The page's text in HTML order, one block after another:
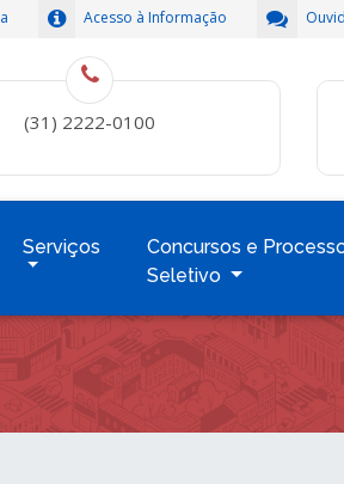
Acesso à Informação
(31) 2222-0100
Serviços
Concursos e
Seletivo